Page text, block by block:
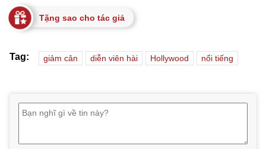
Tặng sao cho tác giả
Tag: giảm cân diễn viên hài Hollywood nổi tiếng